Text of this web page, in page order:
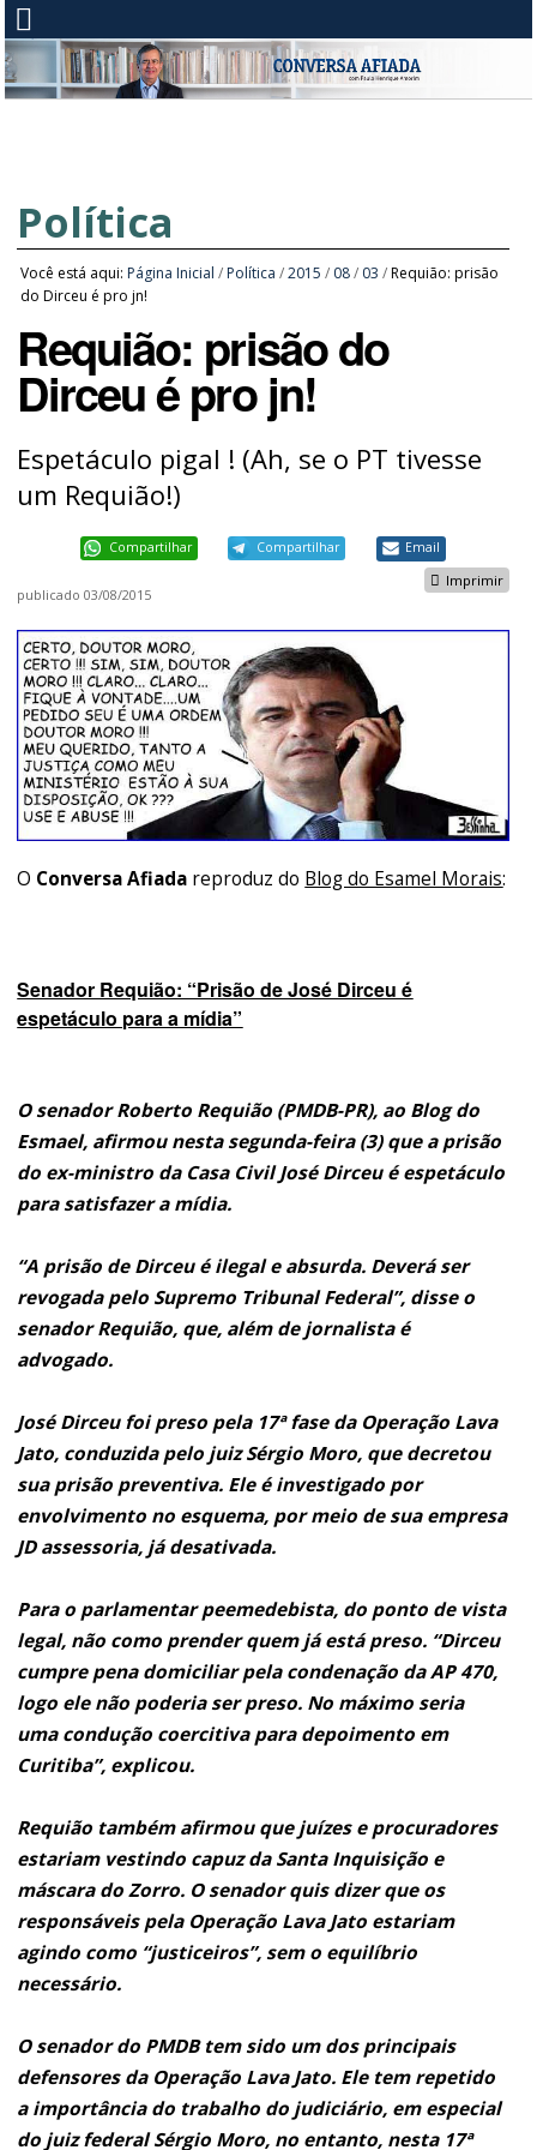
Política
Você está aqui: Página Inicial / Política /2015 / 08 / 03 /Requião: prisão
do Dirceu é pro jn!
Requião: prisão do
Dirceu é pro jn!
Espetáculo pigal ! (Ah, se o PT tivesse
um Requião!)
Compartilhar Compartilhar Email
Imprimir
publicado 03/08/2015
O Conversa Afiada reproduz do Blog do Esamel Morais:
Senador Requião: “Prisão de José Dirceu é
espetáculo para a mídia”
O senador Roberto Requião (PMDB-PR), ao Blog do
Esmael, afirmou nesta segunda-feira (3) que a prisão
do ex-ministro da Casa Civil José Dirceu é espetáculo
para satisfazer a mídia.
“A prisão de Dirceu é ilegal e absurda. Deverá ser
revogada pelo Supremo Tribunal Federal”, disse o
senador Requião, que, além de jornalista é
advogado.
José Dirceu foi preso pela 17ª fase da Operação Lava
Jato, conduzida pelo juiz Sérgio Moro, que decretou
sua prisão preventiva. Ele é investigado por
envolvimento no esquema, por meio de sua empresa
JD assessoria, já desativada.
Para o parlamentar peemedebista, do ponto de vista
legal, não como prender quem já está preso. “Dirceu
cumpre pena domiciliar pela condenação da AP 470,
logo ele não poderia ser preso. No máximo seria
uma condução coercitiva para depoimento em
Curitiba”, explicou.
Requião também afirmou que juízes e procuradores
estariam vestindo capuz da Santa Inquisição e
máscara do Zorro. O senador quis dizer que os
responsáveis pela Operação Lava Jato estariam
agindo como “justiceiros”, sem o equilíbrio
necessário.
O senador do PMDB tem sido um dos principais
defensores da Operação Lava Jato. Ele tem repetido
a importância do trabalho do judiciário, em especial
do juiz federal Sérgio Moro, no entanto, nesta 17ª